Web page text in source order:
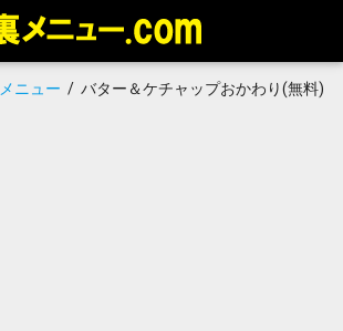
ニュー / バター＆ケチャップおかわり(無料)